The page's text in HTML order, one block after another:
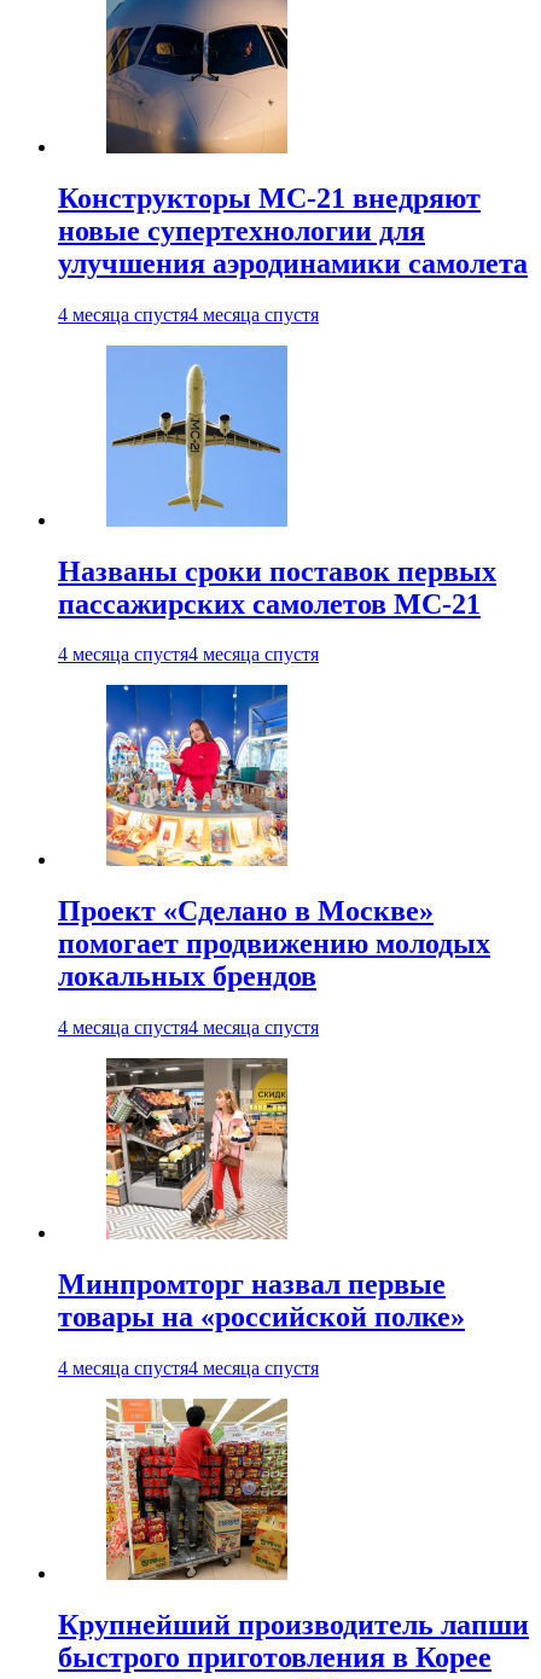
Конструкторы МС-21 внедряют
новые супертехнологии для
улучшения аэродинамики самолета
4 месяца спустя4 месяца спустя
Названы сроки поставок первых
пассажирских самолетов МС-21
4 месяца спустя4 месяца спустя
Проект «Сделано в Москве»
помогает продвижению молодых
локальных брендов
4 месяца спустя4 месяца спустя
Минпромторг назвал первые
товары на «российской полке»
4 месяца спустя4 месяца спустя
Крупнейший производитель лапши
быстрого приготовления в Корее